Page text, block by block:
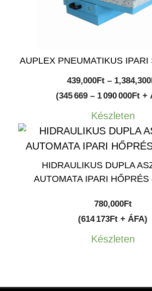
AUPLEX PNEUMATIKUS IPARI
439,000Ft – 1,384,300
(345 669 – 1 090 000Ft +
Készleten
HIDRAULIKUS DUPLA
AUTOMATA IPARI
780,000Ft
(614 173Ft + ÁFA)
Készleten